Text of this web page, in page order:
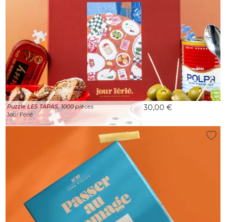
Puzzle LES TAPAS, 1000 pièces
Jour Férié
30,00 €